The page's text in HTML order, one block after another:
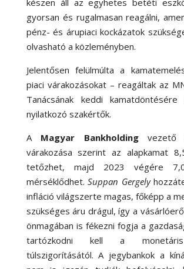
gyorsan és rugalmasan reagálni,
pénz- és árupiaci kockázatok
olvasható a közleményben.
Jelentősen felülmúlta a
piaci várakozásokat – reagáltak az
Tanácsának keddi kamatdöntésére
nyilatkozó szakértők.
A
Magyar Bankholding
vezető
várakozása szerint az alapkamat
tetőzhet, majd 2023 végére
mérséklődhet. Suppan Gergely
infláció világszerte magas, főképp a
szükséges áru drágul, így a
önmagában is fékezni fogja a
tartózkodni kell a monetáris
túlszigorításától. A jegybankok a